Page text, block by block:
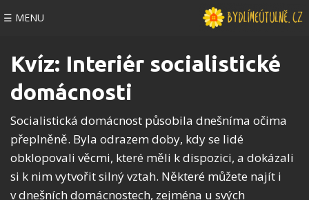
☰ MENU
Kvíz: Interiér socialistické
domácnosti
Socialistická domácnost působila dnešníma očima
přeplněně. Byla odrazem doby, kdy se lidé
obklopovali věcmi, které měli k dispozici, a dokázali
si k nim vytvořitsilný vztah. Některé můžete najít i
v dnešních domácnostech, zejména u svých